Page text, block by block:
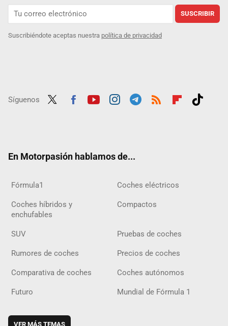
SUSCRIBIR
Suscribiéndote aceptas nuestra política de privacidad
Síguenos
En Motorpasión hablamos de...
Fórmula1 Coches eléctricos
Coches híbridos y
enchufables
Compactos
SUV Pruebas de coches
Rumores de coches Precios de coches
Comparativa de coches Coches autónomos
Futuro Mundial de Fórmula 1
VER MÁS TEMAS